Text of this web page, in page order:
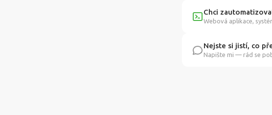
Chci
Webová aplikace,
Nejste si jistí, co
Napište mi — rád se